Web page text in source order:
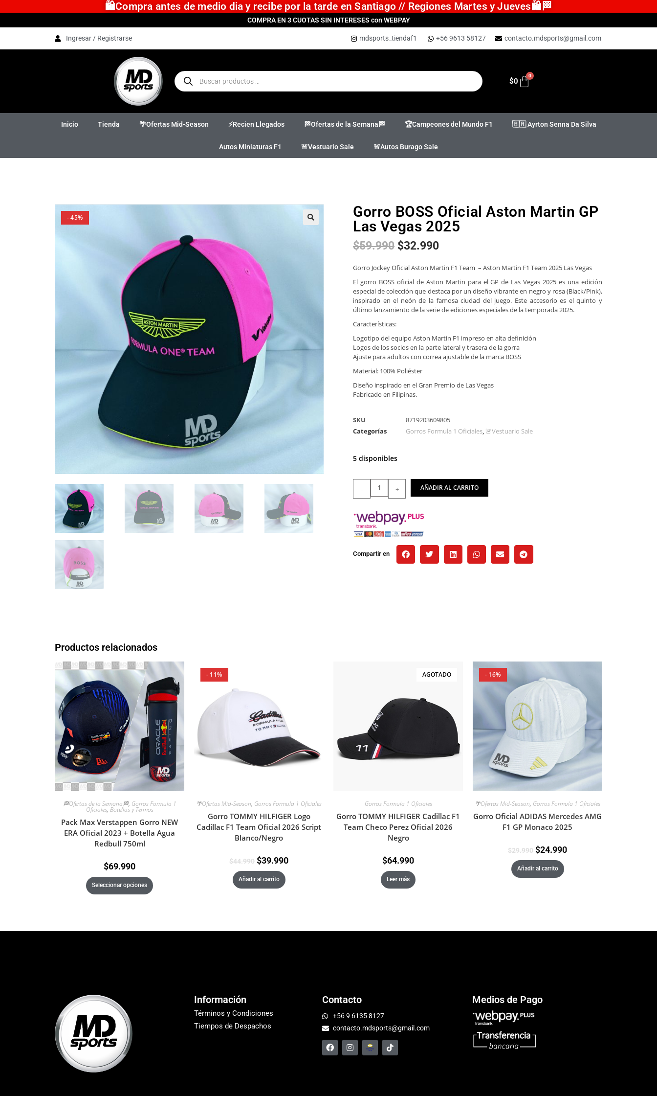
🛍️Compra antes de medio dia y recibe por la tarde en Santiago // Regiones Martes y Jueves🛍️🏁
COMPRA EN 3 CUOTAS SIN INTERESES con WEBPAY
Ingresar / Registrarse mdsports_tiendaf1 +56 9613 58127 contacto.mdsports@gmail.com
$0
Inicio Tienda 🌴Ofertas Mid-Season ⚡Recien Llegados 🏁Ofertas de la Semana🏁 🏆Campeones del Mundo F1 🇧🇷 Ayrton Senna Da Silva
Autos Miniaturas F1 🚨Vestuario Sale 🚨Autos Burago Sale
- 45%
Gorro BOSS Oficial Aston Martin GP
Las Vegas 2025
$59.990 $32.990
Gorro Jockey Oficial Aston Martin F1 Team – Aston Martin F1 Team 2025 Las Vegas
El gorro BOSS oficial de Aston Martin para el GP de Las Vegas 2025 es una edición
especial de colección que destaca por un diseño vibrante en negro y rosa (Black/Pink),
inspirado en el neón de la famosa ciudad del juego. Este accesorio es el quinto y
último lanzamiento de la serie de ediciones especiales de la temporada 2025.
Características:
Logotipo del equipo Aston Martin F1 impreso en alta definición
Logos de los socios en la parte lateral y trasera de la gorra
Ajuste para adultos con correa ajustable de la marca BOSS
Material: 100% Poliéster
Diseño inspirado en el Gran Premio de Las Vegas
Fabricado en Filipinas.
SKU
8719203609805
Categorías
Gorros Formula 1 Oficiales, 🚨Vestuario Sale
5 disponibles
- + AÑADIR AL CARRITO
Compartir en
Productos relacionados
🏁Ofertas de la Semana🏁, Gorros Formula 1
Oficiales, Botellas y Termos
Pack Max Verstappen Gorro NEW
ERA Oficial 2023 + Botella Agua
Redbull 750ml
$69.990
Seleccionar opciones
- 11%
🌴Ofertas Mid-Season, Gorros Formula 1 Oficiales
Gorro TOMMY HILFIGER Logo
Cadillac F1 Team Oficial 2026 Script
Blanco/Negro
$44.990 $39.990
Añadir al carrito
AGOTADO
Gorros Formula 1 Oficiales
Gorro TOMMY HILFIGER Cadillac F1
Team Checo Perez Oficial 2026
Negro
$64.990
Leer más
- 16%
🌴Ofertas Mid-Season, Gorros Formula 1 Oficiales
Gorro Oficial ADIDAS Mercedes AMG
F1 GP Monaco 2025
$29.990 $24.990
Añadir al carrito
Información
Términos y Condiciones
Tiempos de Despachos
Contacto
+56 9 6135 8127
contacto.mdsports@gmail.com
Medios de Pago